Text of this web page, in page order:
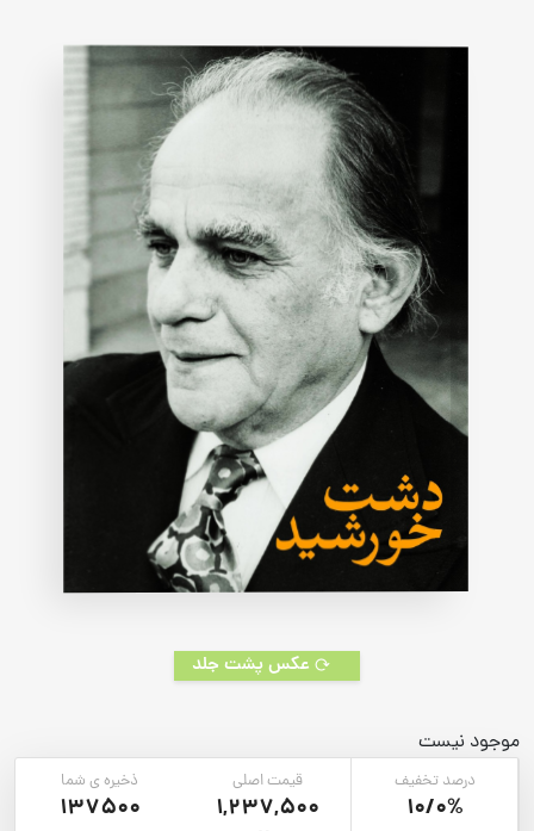
عکس پشت جلد
موجود نیست
درصد تخفیف
10/0%
قیمت اصلی
1,237,500
ذخیره ی شما
137500